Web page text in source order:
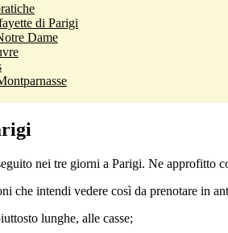
di Parigi
Dame
nei tre giorni a Parigi. Ne approfitto
che intendi vedere così da prenotare in
lunghe, alle casse;